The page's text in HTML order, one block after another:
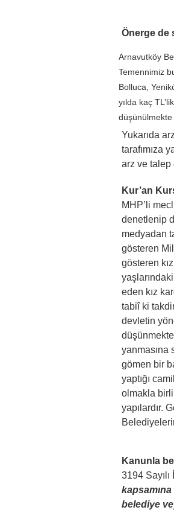
Önerge de
Arnavutköy
Temennimiz
Bolluca,
yılda kaç
Yukarıda
tarafımıza
arz ve talep
Kur’an
MHP’li
denetlenip
medyadan
gösteren
gösteren
eden kız
tabiî ki
devletin
yanmasına
gömen bir
yaptığı
olmakla
yapılardır.
Kanunla
3194
belediye